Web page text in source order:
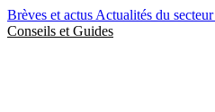
Brèves et actus Actualités du secteur
Conseils et Guides